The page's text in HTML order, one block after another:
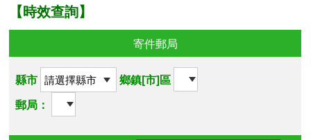
【時效查詢】
寄件郵局
縣市
鄉鎮[市]區
郵局：